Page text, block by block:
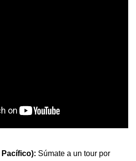
Pacífico): Súmate a un tour por